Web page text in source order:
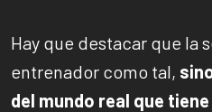
Hay que destacar que la
entrenador como tal,
del mundo real que